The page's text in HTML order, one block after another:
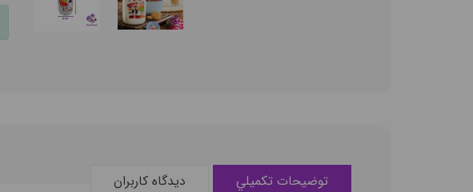
توضيحات تکميلي ديدگاه کاربران